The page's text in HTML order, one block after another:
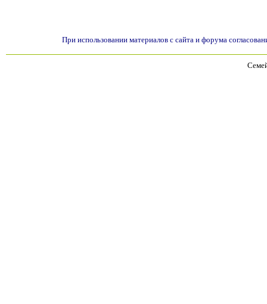
При использовании материалов с сайта и форума